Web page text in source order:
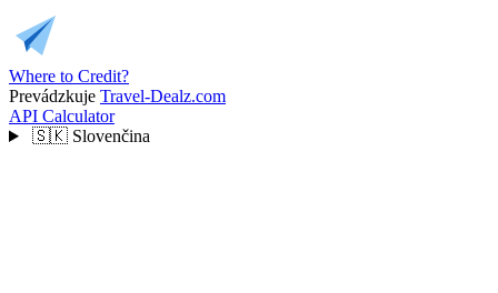
Where to Credit?
Prevádzkuje Travel-Dealz.com
API Calculator
🇸🇰 Slovenčina